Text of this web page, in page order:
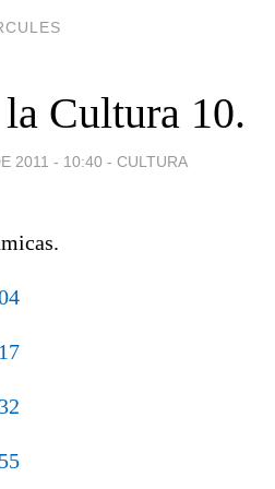
Cultura 10.
2011 - 10:40 - CULTURA